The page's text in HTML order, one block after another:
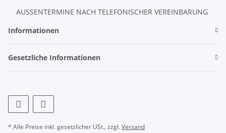
AUSSENTERMINE NACH TELEFONISCHER VEREINBARUNG
Informationen
Gesetzliche Informationen
* Alle Preise inkl. gesetzlicher USt., zzgl.Versand